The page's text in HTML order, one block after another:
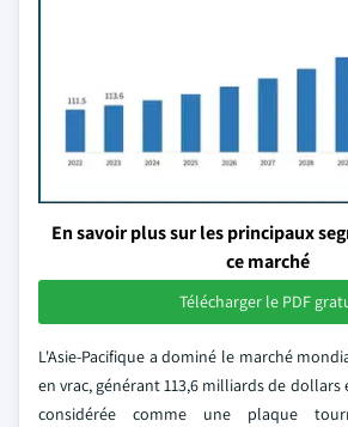
En savoir plus sur les principaux
ce marché
Télécharger le PDF
L'Asie-Pacifique a dominé le marché
en vrac, générant 113,6 milliards de dollars
considérée comme une plaque